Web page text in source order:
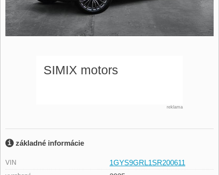
reklama
základné informácie
VIN 1GYS9GRL1SR200611